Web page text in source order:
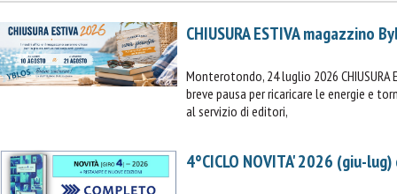
CHIUSURA ESTIVA magazzino
Monterotondo, 24 luglio 2026 CHIUSURA
breve pausa per ricaricare le energie e
al servizio di editori,
4°CICLO NOVITA' 2026 (giu-